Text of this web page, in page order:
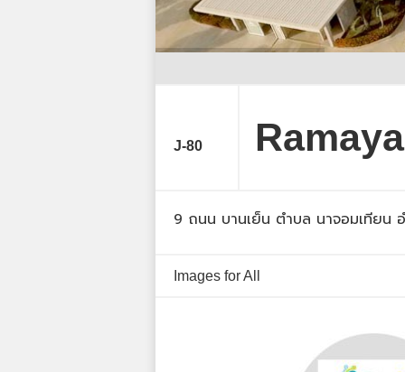
J-80
9 ถนน บานเย็น ตำบล นาจอมเทียน
Images for All